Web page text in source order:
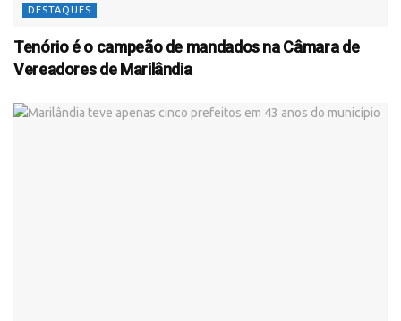
DESTAQUES
Tenório é o campeão de mandados na Câmara de
Vereadores de Marilândia